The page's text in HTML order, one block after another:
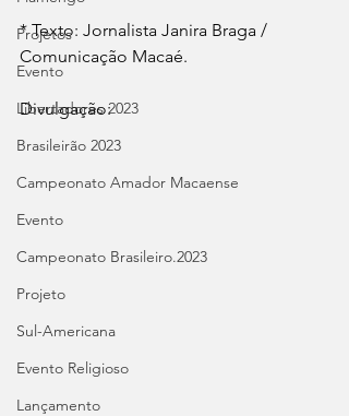
Projetos
Evento
Libertadores 2023
Brasileirão 2023
Campeonato Amador Macaense
Evento
Campeonato Brasileiro.2023
Projeto
Sul-Americana
Evento Religioso
Lançamento
* Texto: Jornalista Janira Braga /
Comunicação Macaé.
Divulgação: